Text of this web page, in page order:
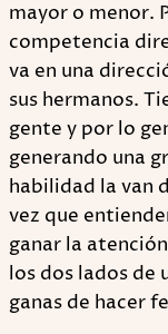
mayor o menor.
competencia
va en una
sus hermanos.
gente y por lo
generando una
habilidad la van
vez que
ganar la
los dos lados de
ganas de hacer